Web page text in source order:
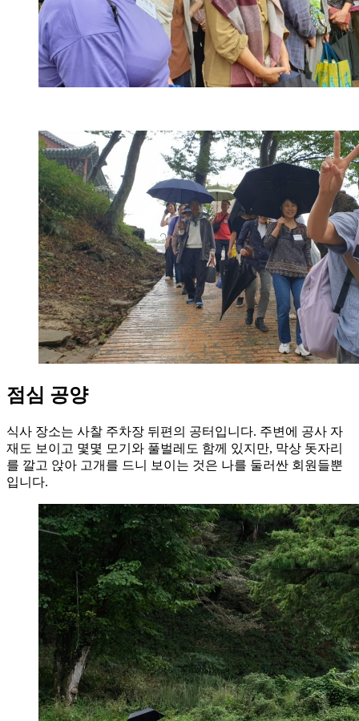
점심 공양
식사 장소는 사찰 주차장 뒤편의 공터입니다. 주변에 공사 자
재도 보이고 몇몇 모기와 풀벌레도 함께 있지만, 막상 돗자리
를 깔고 앉아 고개를 드니 보이는 것은 나를 둘러싼 회원들뿐
입니다.